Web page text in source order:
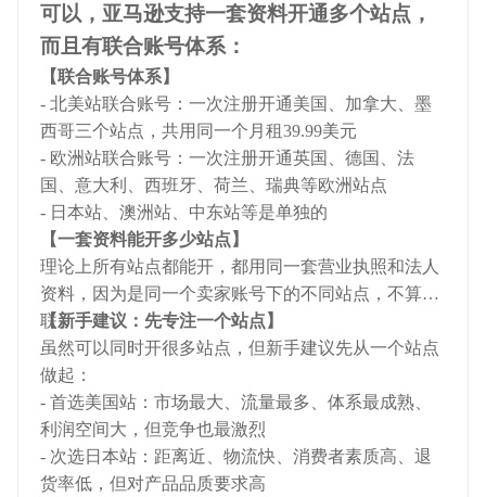
可以，亚马逊支持一套资料开通多个站点，
而且有联合账号体系：
【联合账号体系】
- 北美站联合账号：一次注册开通美国、加拿大、墨
西哥三个站点，共用同一个月租39.99美元
- 欧洲站联合账号：一次注册开通英国、德国、法
国、意大利、西班牙、荷兰、瑞典等欧洲站点
- 日本站、澳洲站、中东站等是单独的
【一套资料能开多少站点】
理论上所有站点都能开，都用同一套营业执照和法人
资料，因为是同一个卖家账号下的不同站点，不算关
联。
【新手建议：先专注一个站点】
虽然可以同时开很多站点，但新手建议先从一个站点
做起：
- 首选美国站：市场最大、流量最多、体系最成熟、
利润空间大，但竞争也最激烈
- 次选日本站：距离近、物流快、消费者素质高、退
货率低，但对产品品质要求高